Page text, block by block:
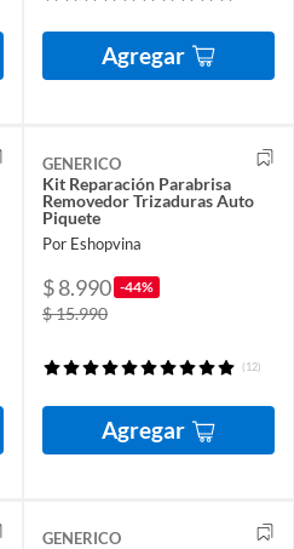
Agregar
GENERICO
Kit Reparación Parabrisa
Removedor Trizaduras Auto
Piquete
Por Eshopvina
$ 8.990 -44%
$ 15.990
(12)
Agregar
GENERICO